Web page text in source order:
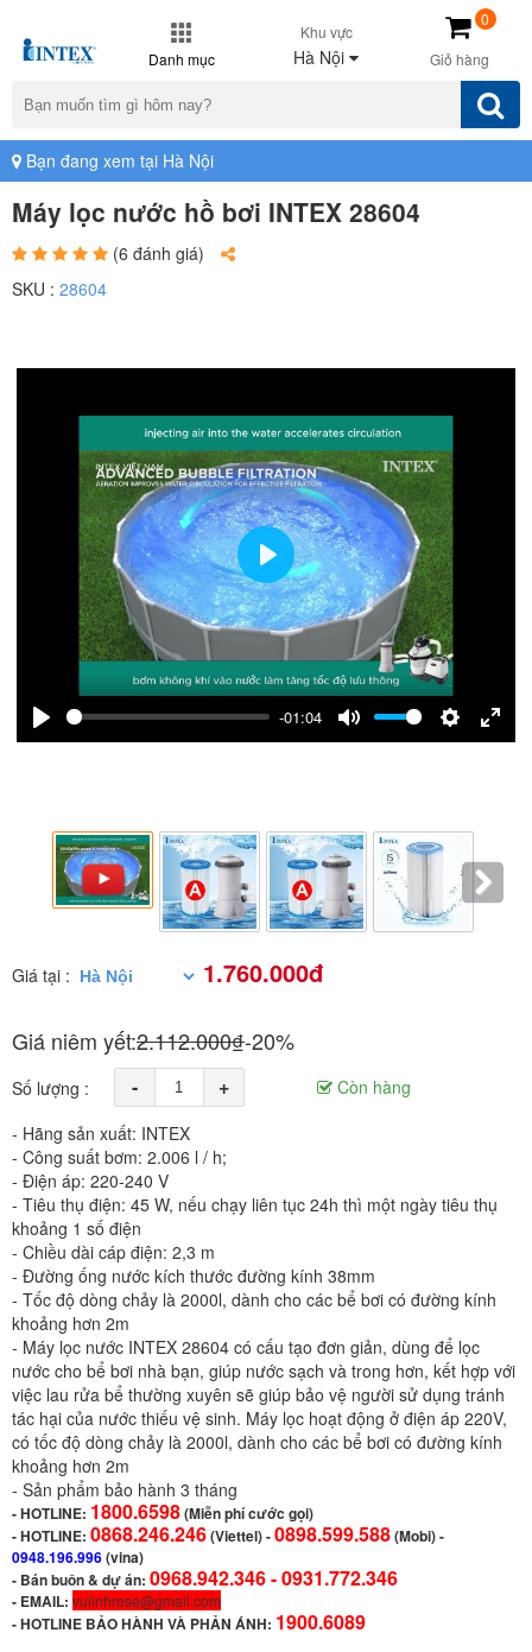
Danh mục
Khu vực
Hà Nội Giỏ hàng
0
Bạn đang xem tại Hà Nội
Máy lọc nước hồ bơi INTEX 28604
(6 đánh giá)
SKU : 28604
Play
-01:04
Mute Settings
Enter
Play
Giá tại : 1.760.000đ
Giá niêm yết:2.112.000₫-20%
Số lượng : - +
Còn hàng
- Hãng sản xuất: INTEX
- Công suất bơm: 2.006 l / h;
- Điện áp: 220-240 V
- Tiêu thụ điện: 45 W, nếu chạy liên tục 24h thì một ngày tiêu thụ
khoảng 1 số điện
- Chiều dài cáp điện: 2,3 m
- Đường ống nước kích thước đường kính 38mm
- Tốc độ dòng chảy là 2000l, dành cho các bể bơi có đường kính
khoảng hơn 2m
- Máy lọc nước INTEX 28604 có cấu tạo đơn giản, dùng để lọc
nước cho bể bơi nhà bạn, giúp nước sạch và trong hơn, kết hợp với
việc lau rửa bể thường xuyên sẽ giúp bảo vệ người sử dụng tránh
tác hại của nước thiếu vệ sinh. Máy lọc hoạt động ở điện áp 220V,
có tốc độ dòng chảy là 2000l, dành cho các bể bơi có đường kính
khoảng hơn 2m
- Sản phẩm bảo hành 3 tháng
-HOTLINE: 1800.6598(Miễn phí cước gọi)
- HOTLINE: 0868.246.246(Viettel)-0898.599.588(Mobi) -
0948.196.996(vina)
- Bán buôn & dự án: 0968.942.346 -0931.772.346
- EMAIL: vulinhrose@gmail.com
-HOTLINE BẢO HÀNH VÀ PHẢN ÁNH: 1900.6089